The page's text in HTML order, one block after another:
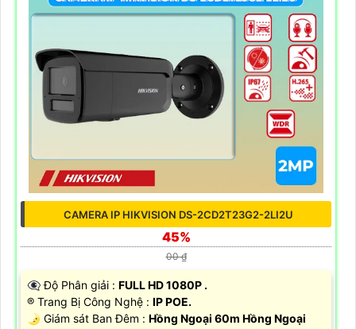
CAMERA IP HIKVISION DS-2CD2T23G2-2LI2U
45%
00 ₫
👁️‍🗨 Độ Phân giải : FULL HD 1080P .
®️ Trang Bị Công Nghệ : IP POE.
🌛 Giám sát Ban Đêm : Hồng Ngoại 60m Hồng Ngoại